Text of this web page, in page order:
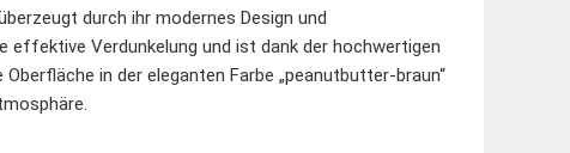
durch ihr modernes Design und
effektive Verdunkelung und ist dank der hochwertigen
in der eleganten Farbe „peanutbutter-braun“